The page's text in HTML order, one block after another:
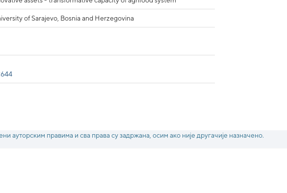
of Sarajevo, Bosnia and Herzegovina
ауторским правима и сва права су задржана, осим ако није другачије назначено.